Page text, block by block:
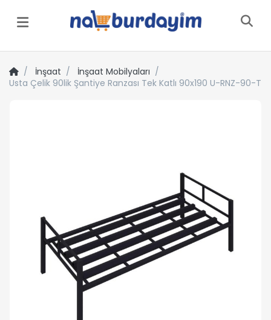
Menü
İnşaat
İnşaat Mobilyaları
Usta Çelik 90lik Şantiye Ranzası Tek Katlı 90x190 U-RNZ-90-T